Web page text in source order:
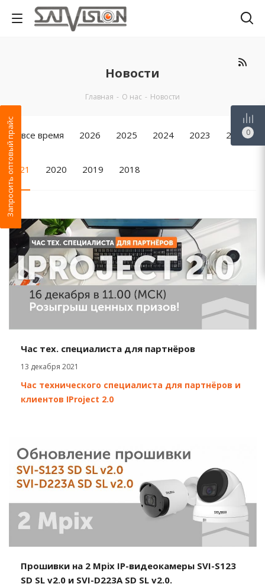
Новости
Главная - О нас - Новости
За все время 2026 2025 2024 2023 2022
2021 2020 2019 2018
Час тех. специалиста для партнёров
13 декабря 2021
Час технического специалиста для партнёров и
клиентов IProject 2.0
Прошивки на 2 Mpix IP-видеокамеры SVI-S123
SD SL v2.0 и SVI-D223A SD SL v2.0.
Запросить оптовый прайс 0